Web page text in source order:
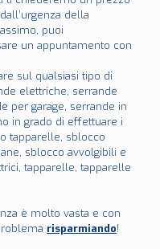
della
puoi
un appuntamento con
sul qualsiasi tipo di
elettriche, serrande
per garage, serrande in
in grado di effettuare i
tapparelle, sblocco
sblocco avvolgibili e
tapparelle, tapparelle
è molto vasta e con
risparmiando!